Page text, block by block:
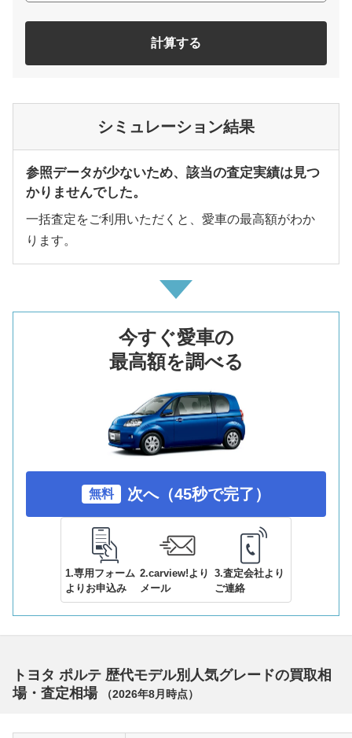
計算する
シミュレーション結果
参照データが少ないため、該当の査定実績は見つ
かりませんでした。
一括査定をご利用いただくと、愛車の最高額がわか
ります。
今すぐ愛車の
最高額を調べる
無料 次へ（45秒で完了）
1.専用フォーム
よりお申込み
2.carview!より
メール
3.査定会社より
ご連絡
トヨタ ポルテ 歴代モデル別人気グレードの買取相
場・査定相場
（2026年8月 時点）